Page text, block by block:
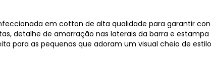
em cotton de alta qualidade para garantir
detalhe de amarração nas laterais da barra e
para as pequenas que adoram um visual cheio de